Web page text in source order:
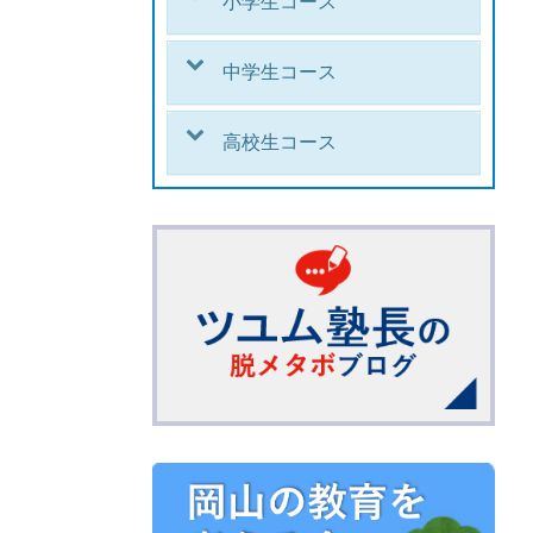
中学生コース
高校生コース